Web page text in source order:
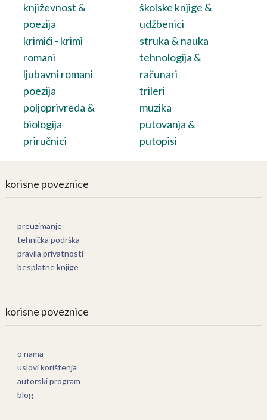
književnost &
poezija
krimići - krimi
romani
ljubavni romani
poezija
poljoprivreda &
biologija
priručnici
školske knjige &
udžbenici
struka & nauka
tehnologija &
računari
trileri
muzika
putovanja &
putopisi
korisne poveznice
preuzimanje
tehnička podrška
pravila privatnosti
besplatne knjige
korisne poveznice
o nama
uslovi korištenja
autorski program
blog